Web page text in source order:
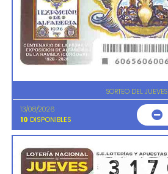
SORTEO DEL JUEVES
13/08/2026
10 DISPONIBLES